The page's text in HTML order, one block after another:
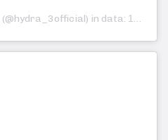
(@hydra_3official) in data: 13 Mar 2020 alle ore 11:52 PDT